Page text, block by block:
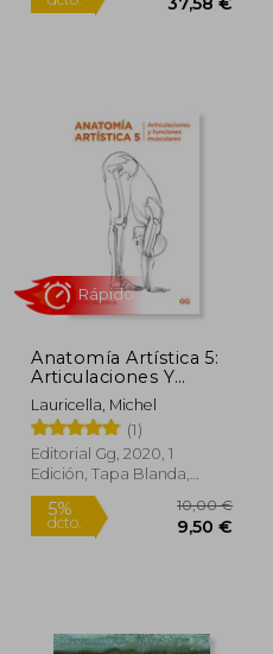
dcto.
Anatomía Artística 5:
Articulaciones Y
Funciones Musculares
Lauricella, Michel
(1)
Editorial Gg, 2020, 1
Edición, Tapa Blanda,
Nuevo